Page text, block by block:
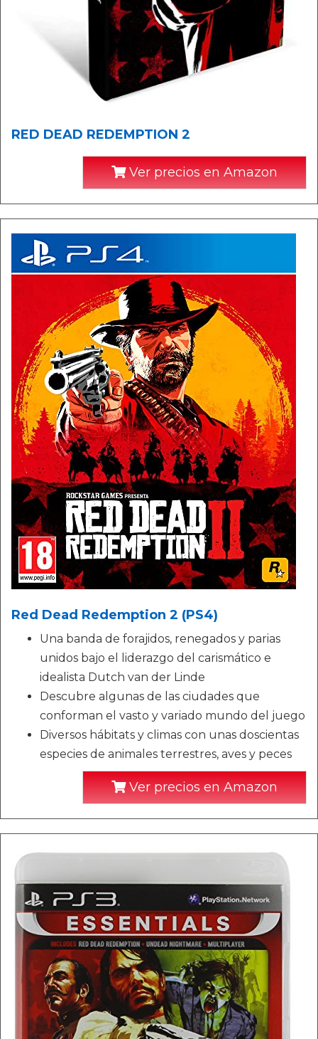
RED DEAD REDEMPTION 2
Ver precios en Amazon
Red Dead Redemption 2 (PS4)
Una banda de forajidos, renegados y parias
unidos bajo el liderazgo del carismático e
idealista Dutch van der Linde
Descubre algunas de las ciudades que
conforman el vasto y variado mundo del juego
Diversos hábitats y climas con unas doscientas
especies de animales terrestres, aves y peces
Ver precios en Amazon